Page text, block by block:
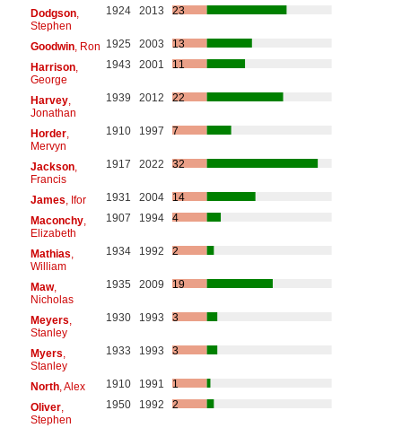
Dodgson,
Stephen
1924 2013 23
Goodwin, Ron 1925 2003
13
Harrison,
George
1943 2001 11
Harvey,
Jonathan
1939 2012 22
Horder,
Mervyn
1910 1997 7
Jackson,
Francis
1917 2022 32
James , Ifor 1931 2004
14
Maconchy,
Elizabeth
1907 1994 4
Mathias
William
1934 1992 2
Maw,
Nicholas
1935 2009 19
Meyers
Stanley
1930 1993 3
Myers
Stanley
1933 1993 3
North, Alex 1910 1991
1
Oliver,
Stephen
1950 1992 2